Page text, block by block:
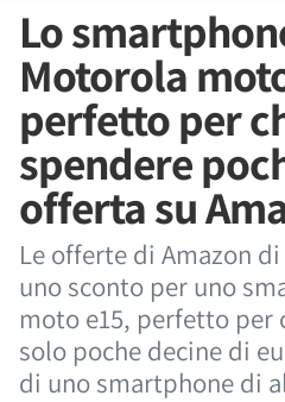
Lo
Motorola
perfetto per
spendere
offerta su
Le offerte di Amazon
uno sconto per uno
moto e15, perfetto per
solo poche decine di
di uno smartphone di